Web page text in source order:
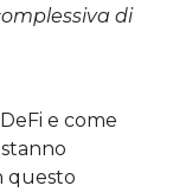
di
e come
questo